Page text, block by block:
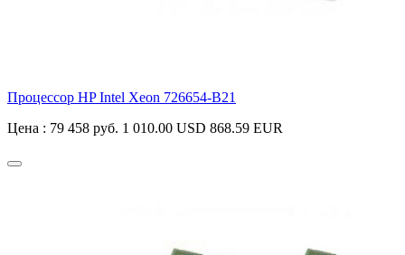
Процессор HP Intel Xeon 726654-B21
Цена : 79 458 руб. 1 010.00 USD 868.59 EUR